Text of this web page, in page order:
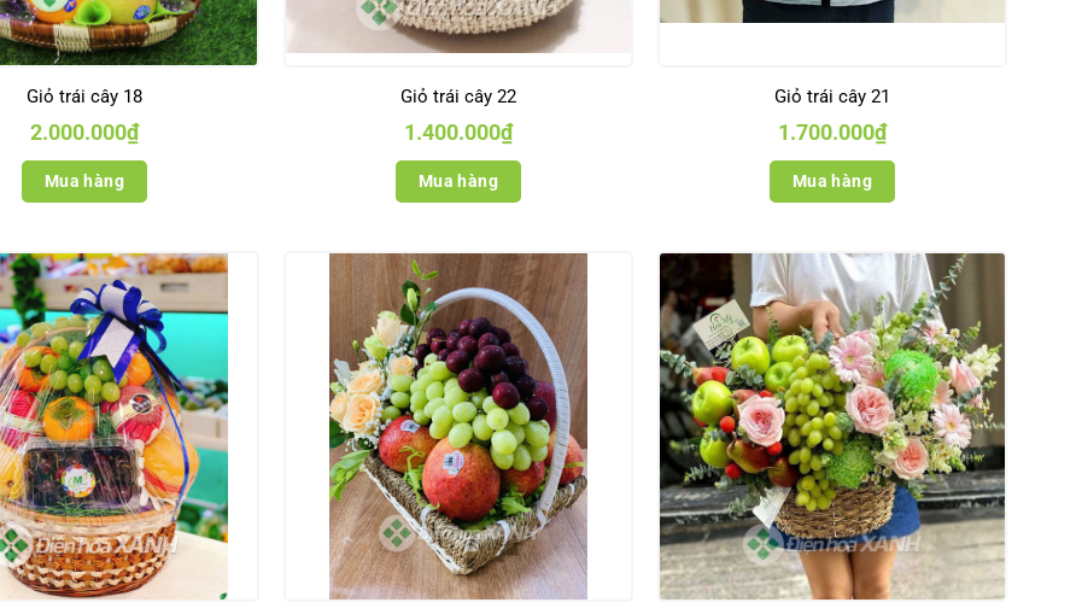
Giỏ trái cây 18
2.000.000₫
Mua hàng
Giỏ trái cây 22
1.400.000₫
Mua hàng
Giỏ trái cây 21
1.700.000₫
Mua hàng